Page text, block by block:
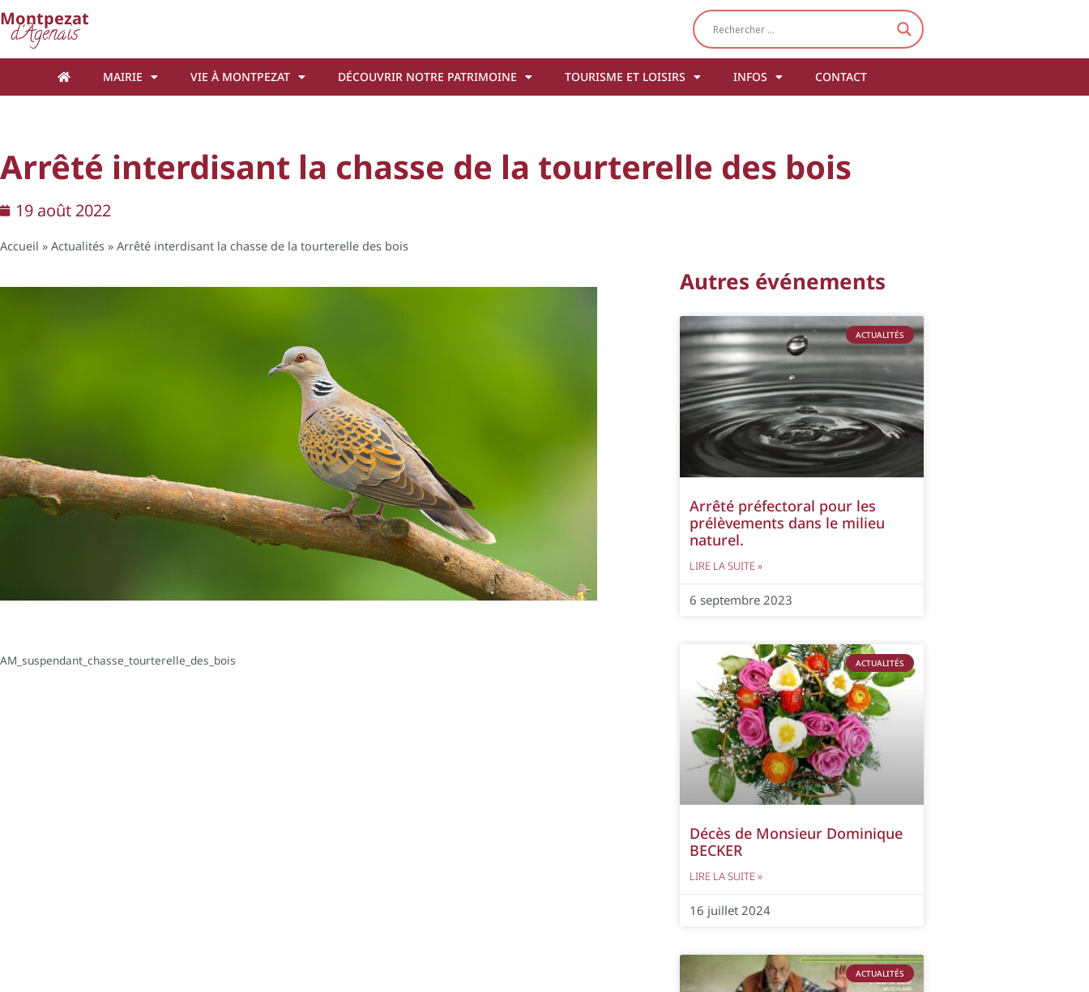
Montpezat
d'Agenais
MAIRIE VIE À MONTPEZAT DÉCOUVRIR NOTRE PATRIMOINE TOURISME ET LOISIRS INFOS CONTACT
Arrêté interdisant la chasse de la tourterelle des bois
19 août 2022
Accueil » Actualités » Arrêté interdisant la chasse de la tourterelle des bois
AM_suspendant_chasse_tourterelle_des_bois
Autres événements
ACTUALITÉS
Arrêté préfectoral pour les
prélèvements dans le milieu
naturel.
LIRE LA SUITE »
6 septembre 2023
ACTUALITÉS
Décès de Monsieur Dominique
BECKER
LIRE LA SUITE »
16 juillet 2024
ACTUALITÉS
Cookies management panel